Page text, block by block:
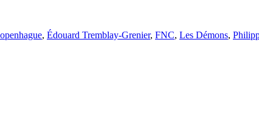
, Édouard Tremblay-Grenier, FNC, Les Démons,